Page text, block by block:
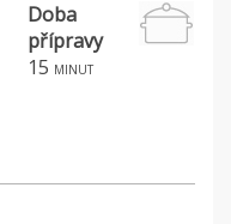
Doba
přípravy
15 minut